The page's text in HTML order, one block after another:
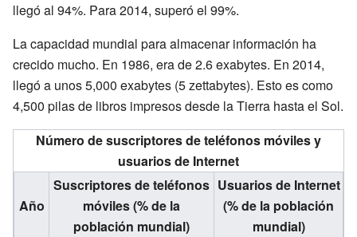
llegó al 94%. Para 2014, superó el 99%.
La capacidad mundial para almacenar información ha
crecido mucho. En 1986, era de 2.6 exabytes. En 2014,
llegó a unos 5,000 exabytes (5 zettabytes). Esto es como
4,500 pilas de libros impresos desde la Tierra hasta el Sol.
Número de suscriptores de teléfonos móviles y
usuarios de Internet
Año
Suscriptores de teléfonos
móviles (% de la
población mundial)
Usuarios de Internet
(% de la población
mundial)